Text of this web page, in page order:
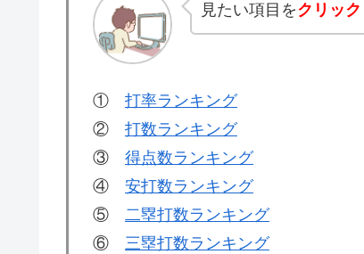
見たい項目をクリック
① 打率ランキング
② 打数ランキング
③ 得点数ランキング
④ 安打数ランキング
⑤ 二塁打数ランキング
⑥ 三塁打数ランキング